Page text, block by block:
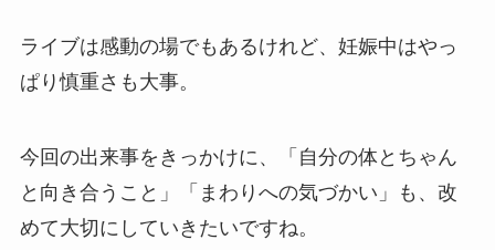
ライブは感動の場でもあるけれど、妊娠中はやっ
ぱり慎重さも大事。
今回の出来事をきっかけに、「自分の体とちゃん
と向き合うこと」「まわりへの気づかい」も、改
めて大切にしていきたいですね。